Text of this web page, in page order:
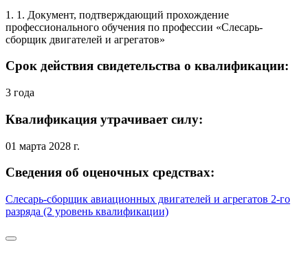
1. 1. Документ, подтверждающий прохождение
профессионального обучения по профессии «Слесарь-
сборщик двигателей и агрегатов»
Срок действия свидетельства о квалификации:
3 года
Квалификация утрачивает силу:
01 марта 2028 г.
Сведения об оценочных средствах:
Слесарь-сборщик авиационных двигателей и агрегатов 2-го
разряда (2 уровень квалификации)